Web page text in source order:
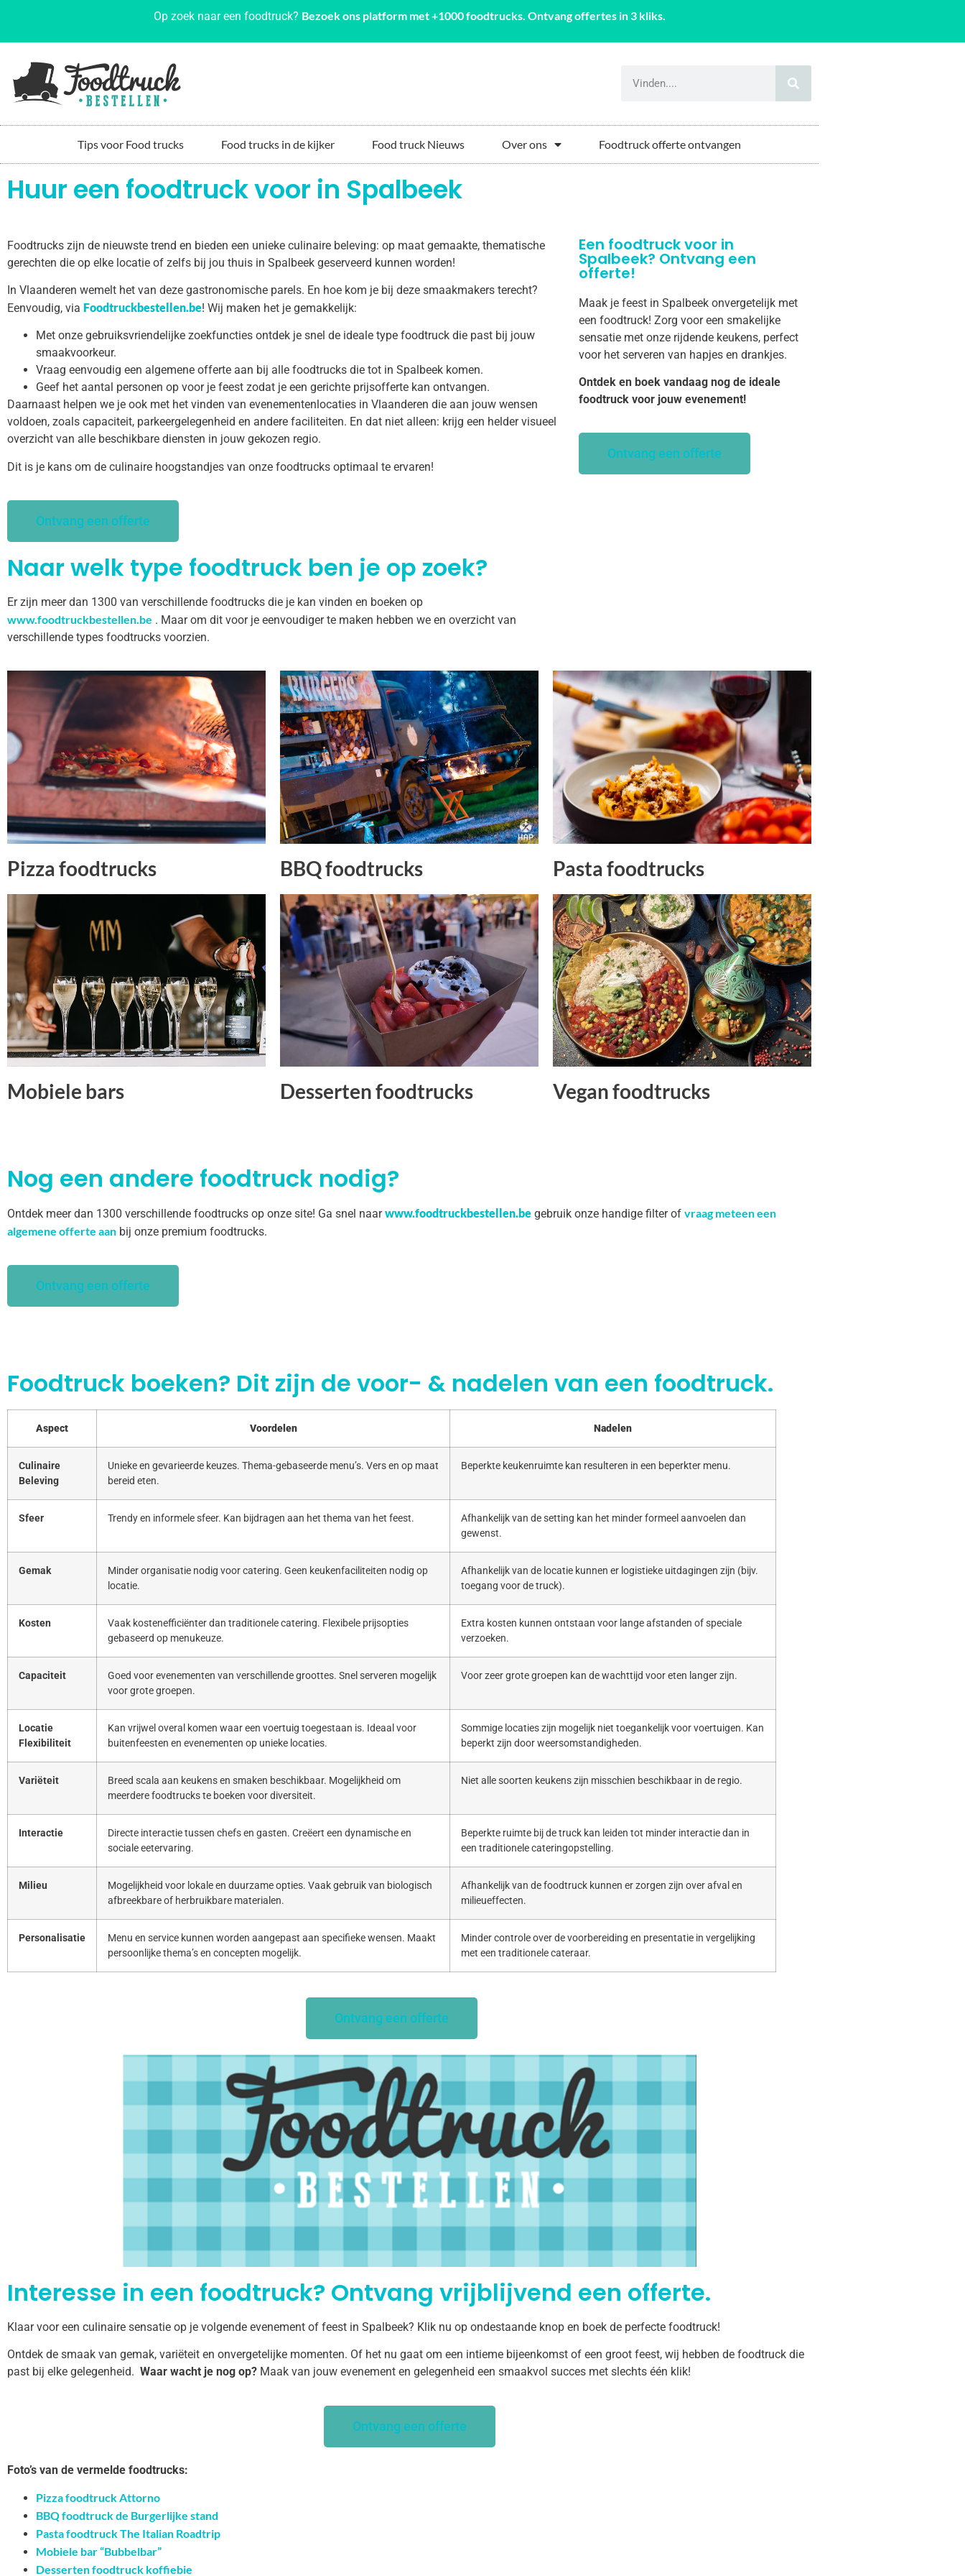
Op zoek naar een foodtruck? Bezoek ons platform met +1000 foodtrucks. Ontvang offertes in 3 kliks.
Tips voor Food trucks Food trucks in de kijker Food truck Nieuws Over ons Foodtruck offerte ontvangen
Huur een foodtruck voor in Spalbeek
Foodtrucks zijn de nieuwste trend en bieden een unieke culinaire beleving: op maat gemaakte, thematische
gerechten die op elke locatie of zelfs bij jou thuis in Spalbeek geserveerd kunnen worden!
In Vlaanderen wemelt het van deze gastronomische parels. En hoe kom je bij deze smaakmakers terecht?
Eenvoudig, via Foodtruckbestellen.be! Wij maken het je gemakkelijk:
Met onze gebruiksvriendelijke zoekfuncties ontdek je snel de ideale type foodtruck die past bij jouw
smaakvoorkeur.
Vraag eenvoudig een algemene offerte aan bij alle foodtrucks die tot in Spalbeek komen.
Geef het aantal personen op voor je feest zodat je een gerichte prijsofferte kan ontvangen.
Daarnaast helpen we je ook met het vinden van evenementenlocaties in Vlaanderen die aan jouw wensen
voldoen, zoals capaciteit, parkeergelegenheid en andere faciliteiten. En dat niet alleen: krijg een helder visueel
overzicht van alle beschikbare diensten in jouw gekozen regio.
Dit is je kans om de culinaire hoogstandjes van onze foodtrucks optimaal te ervaren!
Ontvang een offerte
Naar welk type foodtruck ben je op zoek?
Er zijn meer dan 1300 van verschillende foodtrucks die je kan vinden en boeken op
www.foodtruckbestellen.be . Maar om dit voor je eenvoudiger te maken hebben we en overzicht van
verschillende types foodtrucks voorzien.
Een foodtruck voor in
Spalbeek? Ontvang een
offerte!
Maak je feest in Spalbeek onvergetelijk met
een foodtruck! Zorg voor een smakelijke
sensatie met onze rijdende keukens, perfect
voor het serveren van hapjes en drankjes.
Ontdek en boek vandaag nog de ideale
foodtruck voor jouw evenement!
Ontvang een offerte
Pizza foodtrucks BBQ foodtrucks Pasta foodtrucks
Mobiele bars Desserten foodtrucks Vegan foodtrucks
Nog een andere foodtruck nodig?
Ontdek meer dan 1300 verschillende foodtrucks op onze site! Ga snel naarwww.foodtruckbestellen.be gebruik onze handige filter of vraag meteen een
algemene offerte aan bij onze premium foodtrucks.
Ontvang een offerte
Foodtruck boeken? Dit zijn de voor- & nadelen van een foodtruck.
Aspect Voordelen Nadelen
Culinaire
Beleving
Unieke en gevarieerde keuzes. Thema-gebaseerde menu’s. Vers en op maat
bereid eten.
Beperkte keukenruimte kan resulteren in een beperkter menu.
Sfeer Trendy en informele sfeer. Kan bijdragen aan het thema van het feest.
Afhankelijk van de setting kan het minder formeel aanvoelen dan
gewenst.
Gemak
Minder organisatie nodig voor catering. Geen keukenfaciliteiten nodig op
locatie.
Afhankelijk van de locatie kunnen er logistieke uitdagingen zijn (bijv.
toegang voor de truck).
Kosten
Vaak kostenefficiënter dan traditionele catering. Flexibele prijsopties
gebaseerd op menukeuze.
Extra kosten kunnen ontstaan voor lange afstanden of speciale
verzoeken.
Capaciteit
Goed voor evenementen van verschillende groottes. Snel serveren mogelijk
voor grote groepen.
Voor zeer grote groepen kan de wachttijd voor eten langer zijn.
Locatie
Flexibiliteit
Kan vrijwel overal komen waar een voertuig toegestaan is. Ideaal voor
buitenfeesten en evenementen op unieke locaties.
Sommige locaties zijn mogelijk niet toegankelijk voor voertuigen. Kan
beperkt zijn door weersomstandigheden.
Variëteit
Breed scala aan keukens en smaken beschikbaar. Mogelijkheid om
meerdere foodtrucks te boeken voor diversiteit.
Niet alle soorten keukens zijn misschien beschikbaar in de regio.
Interactie
Directe interactie tussen chefs en gasten. Creëert een dynamische en
sociale eetervaring.
Beperkte ruimte bij de truck kan leiden tot minder interactie dan in
een traditionele cateringopstelling.
Milieu
Mogelijkheid voor lokale en duurzame opties. Vaak gebruik van biologisch
afbreekbare of herbruikbare materialen.
Afhankelijk van de foodtruck kunnen er zorgen zijn over afval en
milieueffecten.
Personalisatie
Menu en service kunnen worden aangepast aan specifieke wensen. Maakt
persoonlijke thema’s en concepten mogelijk.
Minder controle over de voorbereiding en presentatie in vergelijking
met een traditionele cateraar.
Ontvang een offerte
Interesse in een foodtruck? Ontvang vrijblijvend een offerte.
Klaar voor een culinaire sensatie op je volgende evenement of feest in Spalbeek? Klik nu op ondestaande knop en boek de perfecte foodtruck!
Ontdek de smaak van gemak, variëteit en onvergetelijke momenten. Of het nu gaat om een intieme bijeenkomst of een groot feest, wij hebben de foodtruck die
past bij elke gelegenheid. Waar wacht je nog op? Maak van jouw evenement en gelegenheid een smaakvol succes met slechts één klik!
Ontvang een offerte
Foto’s van de vermelde foodtrucks:
Pizza foodtruck Attorno
BBQ foodtruck de Burgerlijke stand
Pasta foodtruck The Italian Roadtrip
Mobiele bar “Bubbelbar”
Desserten foodtruck koffiebie